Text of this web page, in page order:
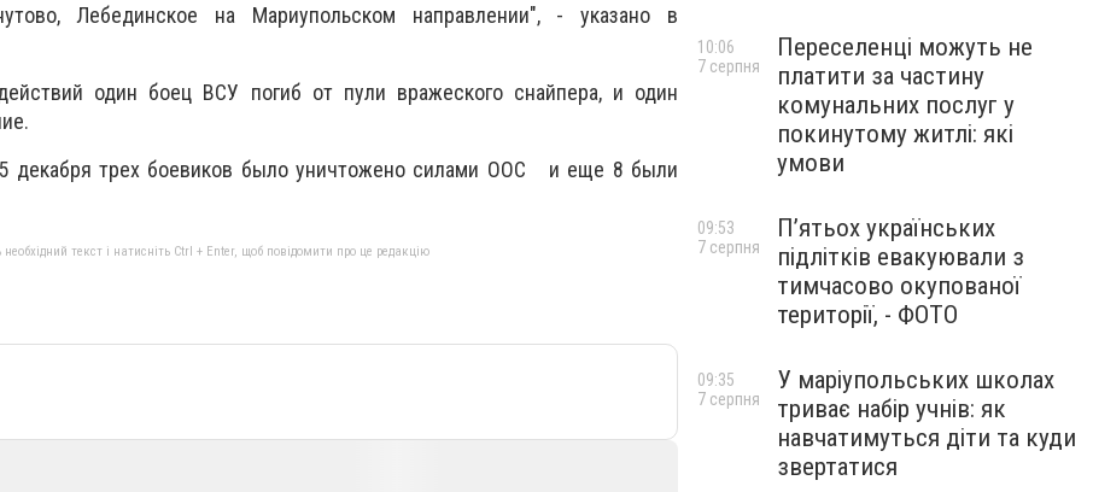
Лебединское на Мариупольском направлении", - указано в
один боец ВСУ погиб от пули вражеского снайпера, и один
декабря трех боевиков было уничтожено силами ООС и еще 8 были
текст і натисніть Ctrl + Enter, щоб повідомити про це редакцію
Переселенці можуть не
платити за частину
комунальних послуг у
покинутому житлі: які
умови
10:06
7 серпня
П’ятьох українських
підлітків евакуювали з
тимчасово окупованої
території, - ФОТО
09:53
7 серпня
У маріупольських школах
триває набір учнів: як
навчатимуться діти та куди
звертатися
09:35
7 серпня